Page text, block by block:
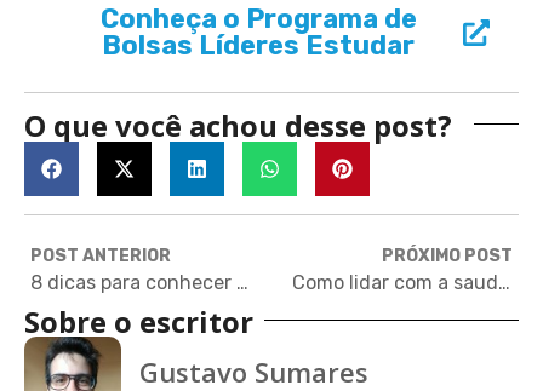
Conheça o Programa de
Bolsas Líderes Estudar
O que você achou desse post?
POST ANTERIOR
8 dicas para conhecer a cultura de outros países sem sair do Brasil
PRÓXIMO POST
Como lidar com a saudade de casa durante o intercâmbio?
Sobre o escritor
Gustavo Sumares